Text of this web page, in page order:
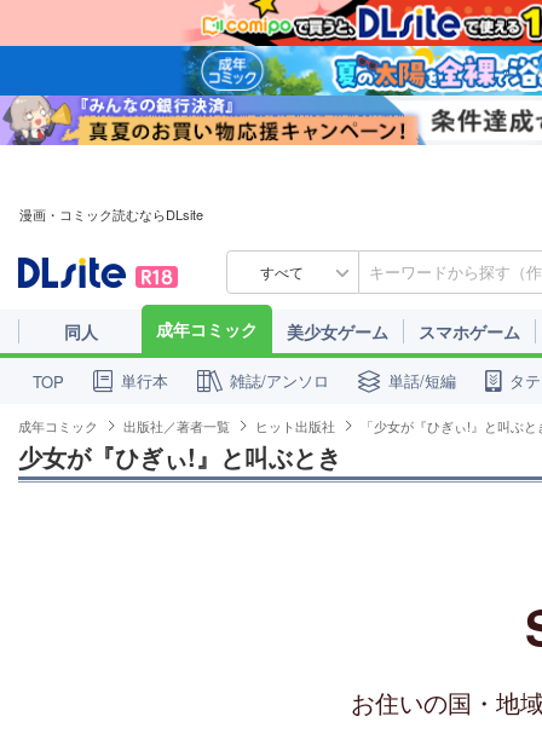
漫画・コミック読むならDLsite
すべて
同人 成年コミック 美少女ゲーム スマホゲーム
TOP 単行本 雑誌/アンソロ 単話/短編 タ
成年コミック 出版社／著者一覧 ヒット出版社 「少女が『ひぎぃ!』と叫ぶ
少女が『ひぎぃ!』と叫ぶとき
お住いの国・地